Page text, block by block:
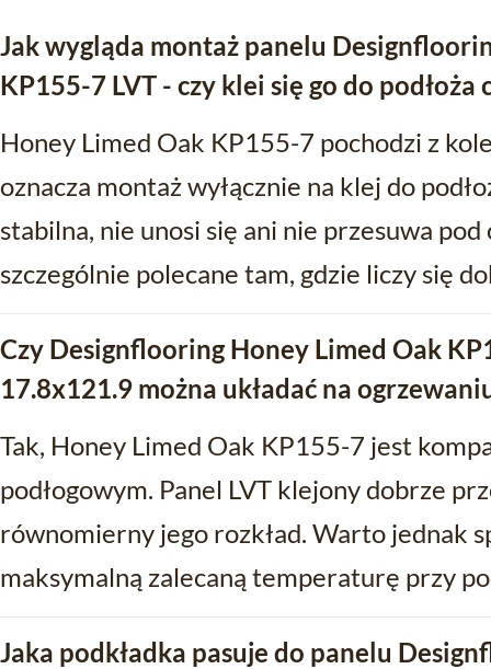
Jak wygląda montaż panelu
KP155-7 LVT - czy klei się go do podłoża
Honey Limed Oak KP155-7 pochodzi z
oznacza montaż wyłącznie na klej do
stabilna, nie unosi się ani nie przesuwa
szczególnie polecane tam, gdzie liczy się
Czy Designflooring Honey Limed Oak
17.8x121.9 można układać na
Tak, Honey Limed Oak KP155-7 jest
podłogowym. Panel LVT klejony dobrze
równomierny jego rozkład. Warto jednak
maksymalną zalecaną temperaturę przy
Jaka podkładka pasuje do panelu